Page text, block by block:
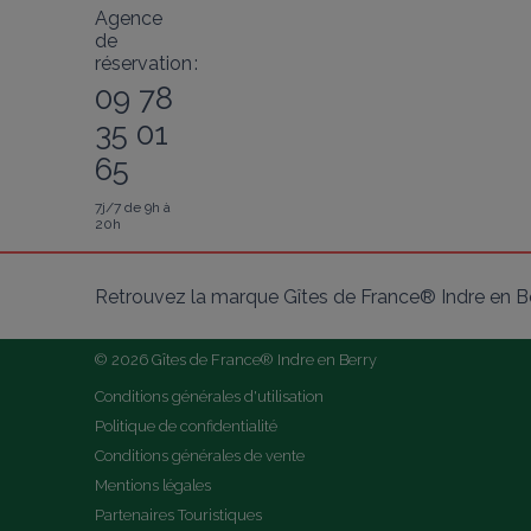
Agence
de
réservation :
09 78
35 01
65
7j/7 de 9h à
20h
Retrouvez la marque Gîtes de France® Indre en
© 2026 Gîtes de France® Indre en Berry
Conditions générales d'utilisation
Politique de confidentialité
Conditions générales de vente
Mentions légales
Partenaires Touristiques